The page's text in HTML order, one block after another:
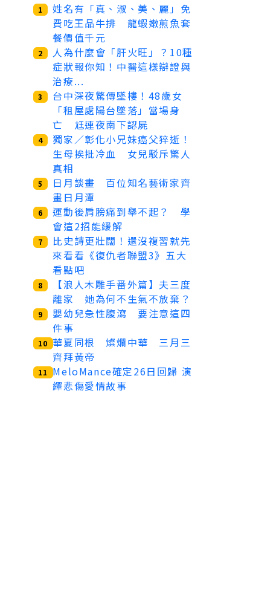
1
姓名有「真、淑、美、麗」免
費吃王品牛排 龍蝦嫩煎魚套
餐價值千元
2
人為什麼會「肝火旺」？10種
症狀報你知！中醫這樣辯證與
治療...
3
台中深夜驚傳墜樓！48歲女
「租屋處陽台墜落」當場身
亡 尪連夜南下認屍
4
獨家／彰化小兄妹癌父猝逝！
生母挨批冷血 女兒駁斥驚人
真相
5
日月談畫 百位知名藝術家齊
畫日月潭
6
運動後肩膀痛到舉不起？ 學
會這2招能緩解
7
比史詩更壯闊！還沒複習就先
來看看《復仇者聯盟3》五大
看點吧
8
【浪人木雕手番外篇】夫三度
離家 她為何不生氣不放棄？
9
嬰幼兒急性腹瀉 要注意這四
件事
10 華夏同根 燦爛中華 三月三
齊拜黃帝
11
MeloMance確定26日回歸 演
繹悲傷愛情故事